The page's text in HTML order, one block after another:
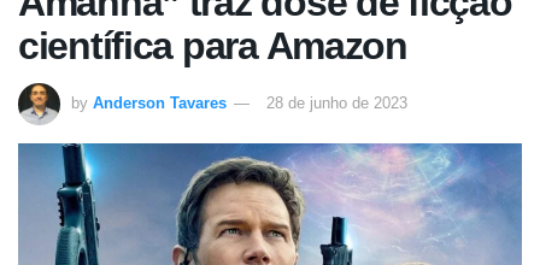
científica para Amazon
by Anderson Tavares 28 de junho de 2023